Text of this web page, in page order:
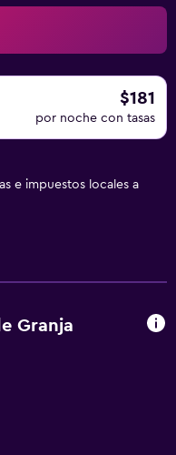
$181
por noche con tasas
e impuestos locales a
Granja